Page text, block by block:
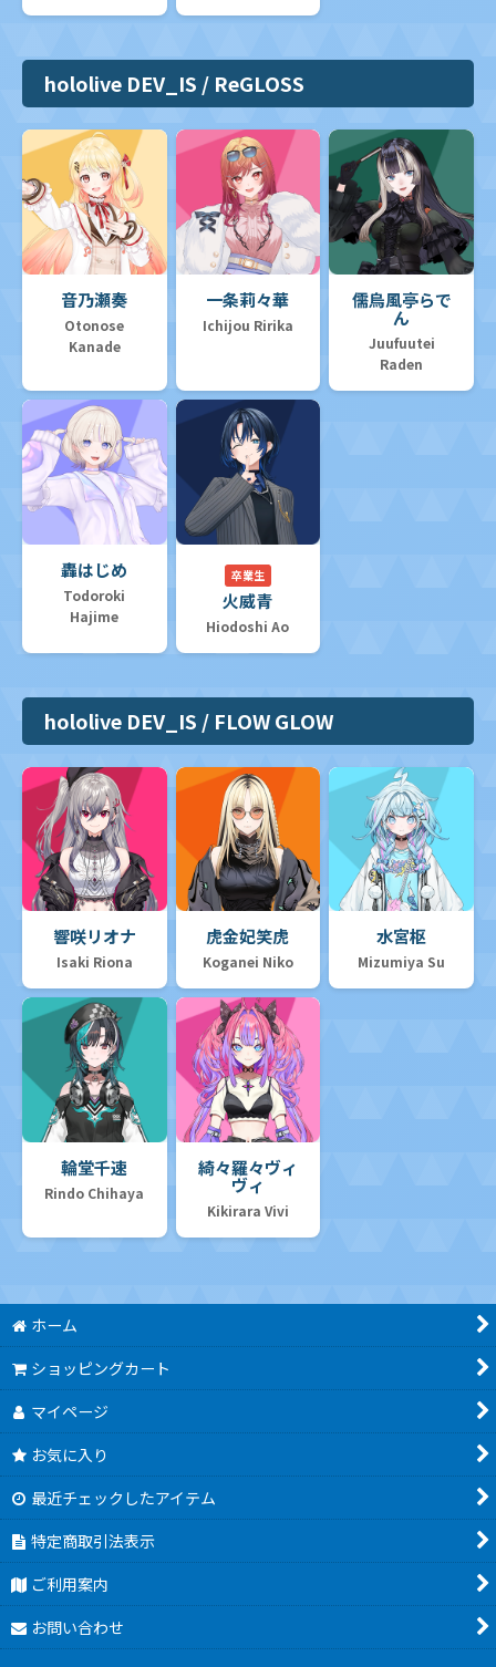
hololive DEV_IS / ReGLOSS
音乃瀬奏
Otonose
Kanade
一条莉々華
Ichijou Ririka
儒烏風亭らで
ん
Juufuutei
Raden
轟はじめ
Todoroki
Hajime
卒業生
火威青
Hiodoshi Ao
hololive DEV_IS / FLOW GLOW
響咲リオナ
Isaki Riona
虎金妃笑虎
Koganei Niko
水宮枢
Mizumiya Su
輪堂千速
Rindo Chihaya
綺々羅々ヴィ
ヴィ
Kikirara Vivi
ホーム
ショッピングカート
マイページ
お気に入り
最近チェックしたアイテム
特定商取引法表示
ご利用案内
お問い合わせ